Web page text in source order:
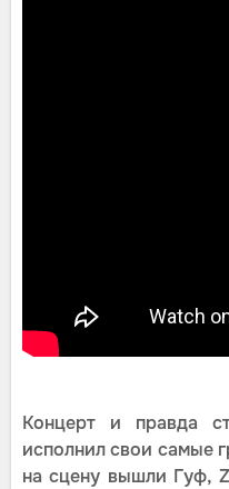
Концерт и правда
исполнил свои самые
на сцену вышли Гуф,